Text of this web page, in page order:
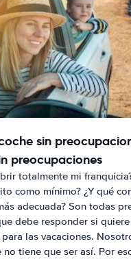
sin
preocupaciones
totalmente mi
como mínimo? ¿Y qué
adecuada? Son todas
debe responder si
las vacaciones.
no tiene que ser así. Por